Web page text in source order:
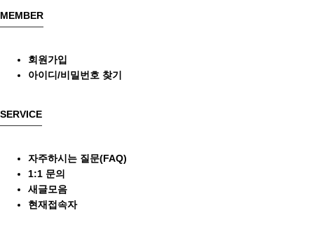
MEMBER
회원가입
아이디/비밀번호 찾기
SERVICE
자주하시는 질문(FAQ)
1:1 문의
새글모음
현재접속자